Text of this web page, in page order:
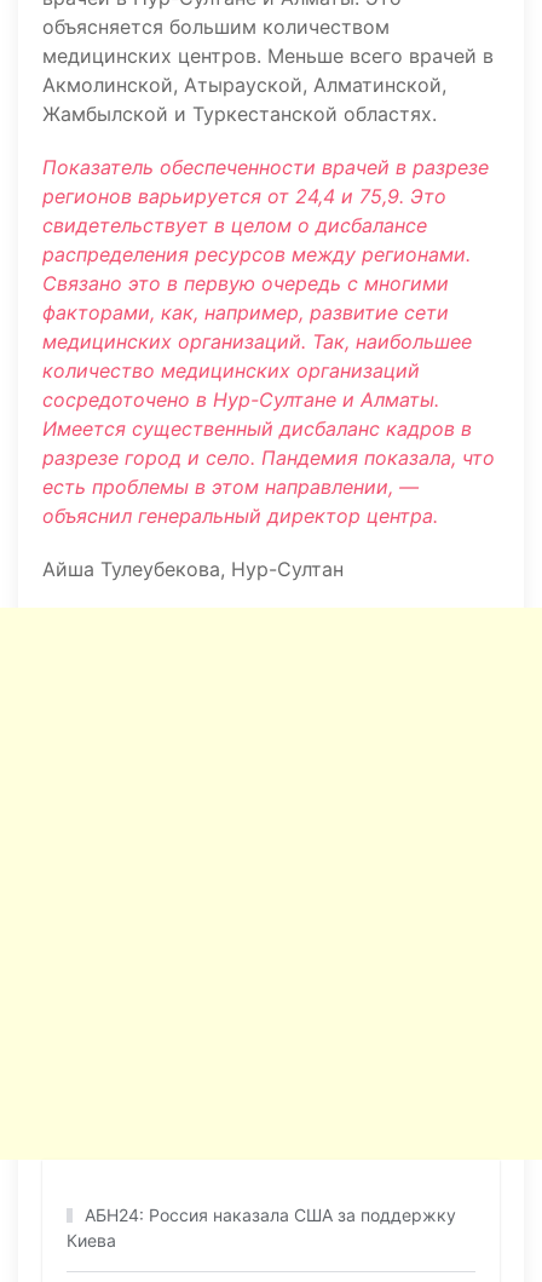
объясняется большим количеством
медицинских центров. Меньше всего врачей в
Акмолинской, Атырауской, Алматинской,
Жамбылской и Туркестанской областях.
Показатель обеспеченности врачей в разрезе
регионов варьируется от 24,4 и 75,9. Это
свидетельствует в целом о дисбалансе
распределения ресурсов между регионами.
Связано это в первую очередь с многими
факторами, как, например, развитие сети
медицинских организаций. Так, наибольшее
количество медицинских организаций
сосредоточено в Нур-Султане и Алматы.
Имеется существенный дисбаланс кадров в
разрезе город и село. Пандемия показала, что
есть проблемы в этом направлении, —
объяснил генеральный директор центра.
Айша Тулеубекова, Нур-Султан
АБН24: Россия наказала США за поддержку
Киева